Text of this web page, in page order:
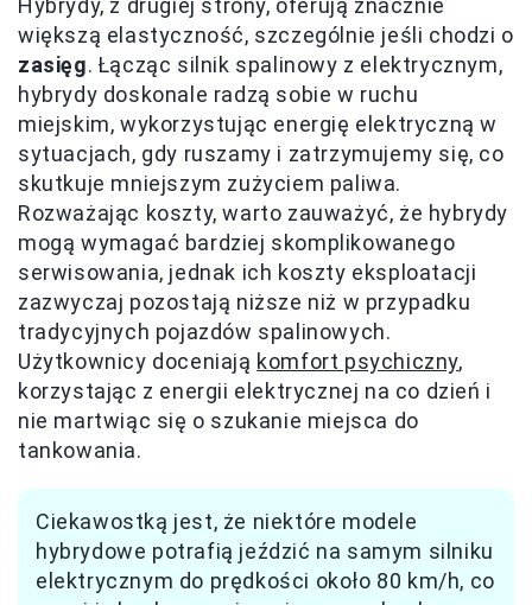
Hybrydy, z drugiej strony, oferują znacznie
większą elastyczność, szczególnie jeśli chodzi o
zasięg. Łącząc silnik spalinowy z elektrycznym,
hybrydy doskonale radzą sobie w ruchu
miejskim, wykorzystując energię elektryczną w
sytuacjach, gdy ruszamy i zatrzymujemy się, co
skutkuje mniejszym zużyciem paliwa.
Rozważając koszty, warto zauważyć, że hybrydy
mogą wymagać bardziej skomplikowanego
serwisowania, jednak ich koszty eksploatacji
zazwyczaj pozostają niższe niż w przypadku
tradycyjnych pojazdów spalinowych.
Użytkownicy doceniają komfort psychiczny,
korzystając z energii elektrycznej na co dzień i
nie martwiąc się o szukanie miejsca do
tankowania.
Ciekawostką jest, że niektóre modele
hybrydowe potrafią jeździć na samym silniku
elektrycznym do prędkości około 80 km/h, co